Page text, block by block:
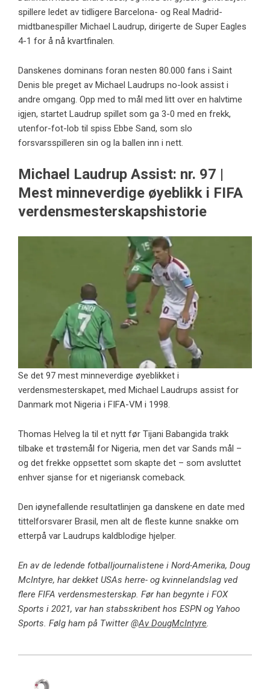
spillere ledet av tidligere Barcelona- og Real Madrid-
midtbanespiller Michael Laudrup, dirigerte de Super Eagles
4-1 for å nå kvartfinalen.
Danskenes dominans foran nesten 80.000 fans i Saint
Denis ble preget av Michael Laudrups no-look assist i
andre omgang. Opp med to mål med litt over en halvtime
igjen, startet Laudrup spillet som ga 3-0 med en frekk,
utenfor-fot-lob til spiss Ebbe Sand, som slo
forsvarsspilleren sin og la ballen inn i nett.
Michael Laudrup Assist: nr. 97 |
Mest minneverdige øyeblikk i FIFA
verdensmesterskapshistorie
Se det 97 mest minneverdige øyeblikket i
verdensmesterskapet, med Michael Laudrups assist for
Danmark mot Nigeria i FIFA-VM i 1998.
Thomas Helveg la til et nytt før Tijani Babangida trakk
tilbake et trøstemål for Nigeria, men det var Sands mål –
og det frekke oppsettet som skapte det – som avsluttet
enhver sjanse for et nigeriansk comeback.
Den iøynefallende resultatlinjen ga danskene en date med
tittelforsvarer Brasil, men alt de fleste kunne snakke om
etterpå var Laudrups kaldblodige hjelper.
En av de ledende fotballjournalistene i Nord-Amerika, Doug
McIntyre, har dekket USAs herre- og kvinnelandslag ved
flere FIFA verdensmesterskap. Før han begynte i FOX
Sports i 2021, var han stabsskribent hos ESPN og Yahoo
Sports. Følg ham på Twitter @Av DougMcIntyre